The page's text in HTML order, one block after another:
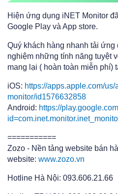
Hiện ứng dụng iNET Monitor
Google Play và App store.
Quý khách hàng nhanh tải ứng
nghiệm những tính năng tuyệt
mang lại ( hoàn toàn miễn phí)
iOS: https://apps.apple.com/us/
monitor/id1576632858
Android: https://
===========
Zozo - Nền tảng website bán
website: www.zozo.vn
Hotline Hà Nội: 093.606.21.66